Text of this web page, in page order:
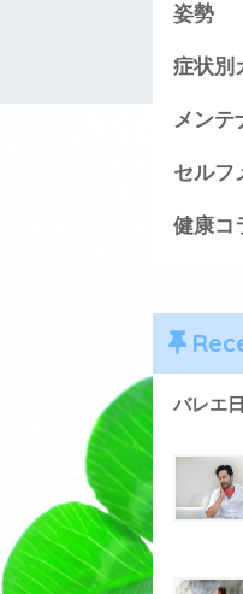
姿勢
症状別
メンテ
セルフ
健康コ
バレエ